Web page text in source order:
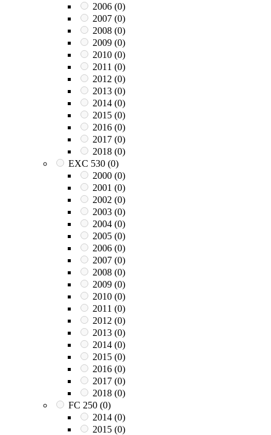
2006 (0)
2007 (0)
2008 (0)
2009 (0)
2010 (0)
2011 (0)
2012 (0)
2013 (0)
2014 (0)
2015 (0)
2016 (0)
2017 (0)
2018 (0)
EXC 530 (0)
2000 (0)
2001 (0)
2002 (0)
2003 (0)
2004 (0)
2005 (0)
2006 (0)
2007 (0)
2008 (0)
2009 (0)
2010 (0)
2011 (0)
2012 (0)
2013 (0)
2014 (0)
2015 (0)
2016 (0)
2017 (0)
2018 (0)
FC 250 (0)
2014 (0)
2015 (0)